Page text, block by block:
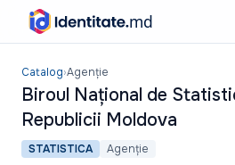
Catalog›Agenție
Biroul Național de
Republicii Moldova
STATISTICA Agenție